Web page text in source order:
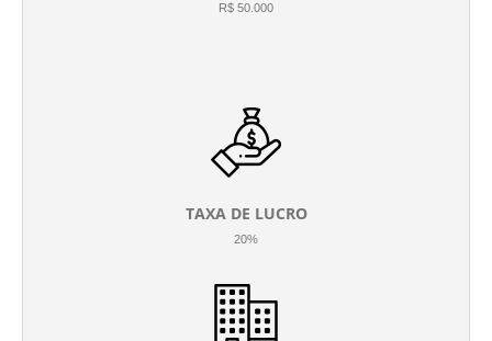
R$ 50.000
TAXA DE LUCRO
20%